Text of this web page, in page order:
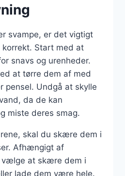
svampe, er det vigtigt
Start med at
snavs og urenheder.
at tørre dem af med
pensel. Undgå at skylle
da de kan
miste deres smag.
skal du skære dem i
Afhængigt af
vælge at skære dem i
lade dem være hele.